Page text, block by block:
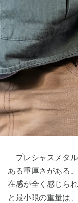
プレシャスメタ
ある重厚さがある
在感が全く感じら
と最小限の重量は